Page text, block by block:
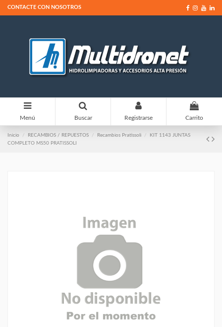
CONTACTE CON NOSOTROS
Menú Buscar Registrarse
0
Carrito
Inicio RECAMBIOS / REPUESTOS Recambios Pratissoli
KIT 1143 JUNTAS
COMPLETO MS50 PRATISSOLI